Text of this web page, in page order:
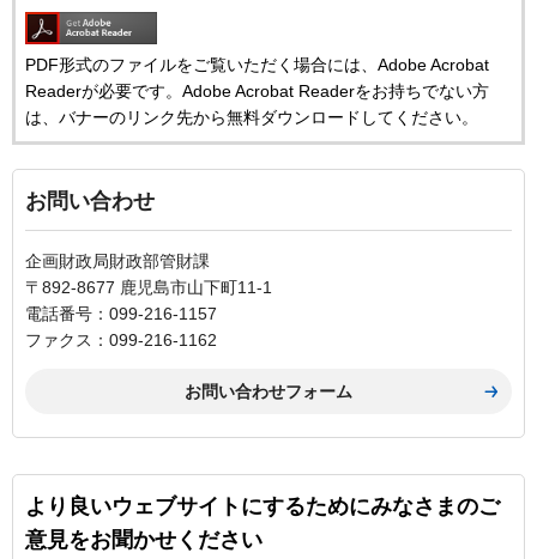
PDF形式のファイルをご覧いただく場合には、Adobe Acrobat
Readerが必要です。Adobe Acrobat Readerをお持ちでない方
は、バナーのリンク先から無料ダウンロードしてください。
お問い合わせ
企画財政局財政部管財課
〒892-8677 鹿児島市山下町11-1
電話番号：099-216-1157
ファクス：099-216-1162
より良いウェブサイトにするためにみなさまのご
意見をお聞かせください